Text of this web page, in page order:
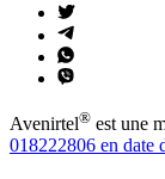
Avenirtel® est une
018222806 en date